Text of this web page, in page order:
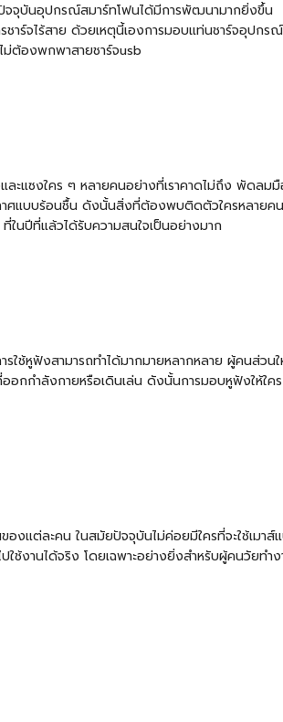
ปัจจุบันอุปกรณ์สมาร์ทโฟนได้มีการพัฒนามากยิ่งขึ้น
าร์จไร้สาย ด้วยเหตุนี้เองการมอบแท่นชาร์จอุปกร
ไม่ต้องพกพาสายชาร์จusb
ะแซงใคร ๆ หลายคนอย่างที่เราคาดไม่ถึง พัดลม
าศแบบร้อนชื้น ดังนั้นสิ่งที่ต้องพบติดตัวใครหลายค
นปีที่แล้วได้รับความสนใจเป็นอย่างมาก
รใช้หูฟังสามารถทำได้มากมายหลากหลาย ผู้คนส่วน
กกำลังกายหรือเดินเล่น ดังนั้นการมอบหูฟังให้ใค
องแต่ละคน ในสมัยปัจจุบันไม่ค่อยมีใครที่จะใช้เมาส์
ช้งานได้จริง โดยเฉพาะอย่างยิ่งสำหรับผู้คนวัยทำ